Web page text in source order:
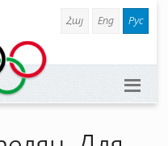
Հայ Eng Рус